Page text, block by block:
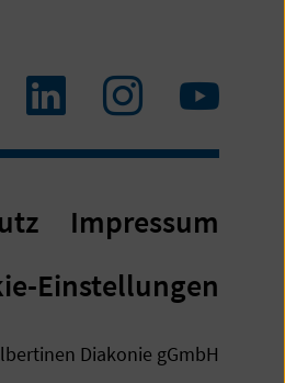
LinkedInInstagram
Impressum
Einstellungen
Diakonie gGmbH